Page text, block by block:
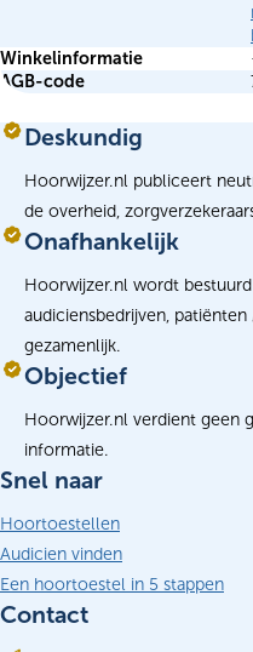
Winkelinformatie
AGB-code
Deskundig
Hoorwijzer.nl publiceert
de overheid,
Onafhankelijk
Hoorwijzer.nl wordt
audiciensbedrijven,
gezamenlijk.
Objectief
Hoorwijzer.nl verdient geen
informatie.
Snel naar
Hoortoestellen
Audicien vinden
Een hoortoestel in 5 stappen
Contact